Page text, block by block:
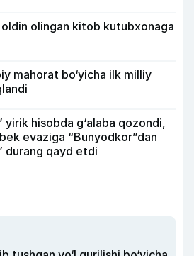
olingan kitob kutubxonaga
mahorat bo‘yicha ilk milliy
yirik hisobda g‘alaba qozondi,
evaziga “Bunyodkor”dan
durang qayd etdi